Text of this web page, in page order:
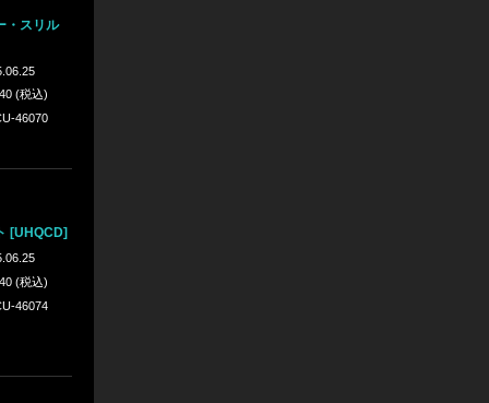
・スリル
(税込)
46070
[UHQCD]
(税込)
46074